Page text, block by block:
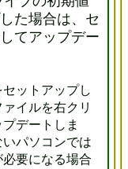
た場合は、セ
てアップデー
ットアップし
イルを右クリ
デートしま
パソコンでは
要になる場合